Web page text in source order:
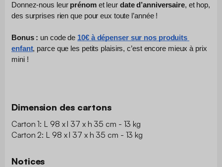
Donnez-nous leur prénom et leur date d’anniversaire, et hop,
des surprises rien que pour eux toute l’année !
Bonus : un code de 10€ à dépenser sur nos produits
enfant, parce que les petits plaisirs, c’est encore mieux à prix
mini !
Dimension des cartons
Carton 1: L 98 x l 37 x h 35 cm - 13 kg
Carton 2: L 98 x l 37 x h 35 cm - 13 kg
Notices